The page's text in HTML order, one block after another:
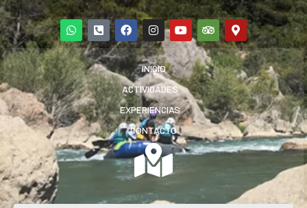
INICIO
ACTIVIDADES
EXPERIENCIAS
CONTACTO